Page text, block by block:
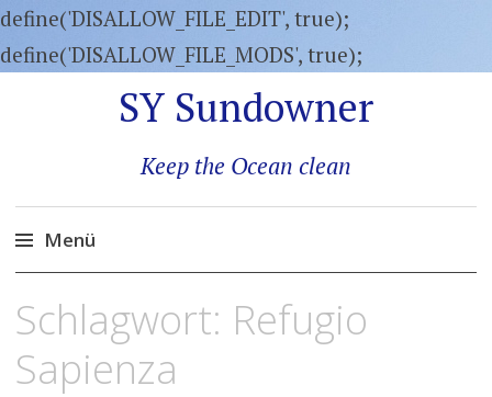
define('DISALLOW_FILE_EDIT', true);
define('DISALLOW_FILE_MODS', true);
SY Sundowner
Keep the Ocean clean
Menü
Inhalt
Schlagwort: Refugio
Sapienza